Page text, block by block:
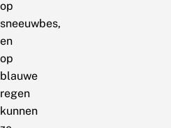
op
sneeuwbes,
en
op
blauwe
regen
kunnen